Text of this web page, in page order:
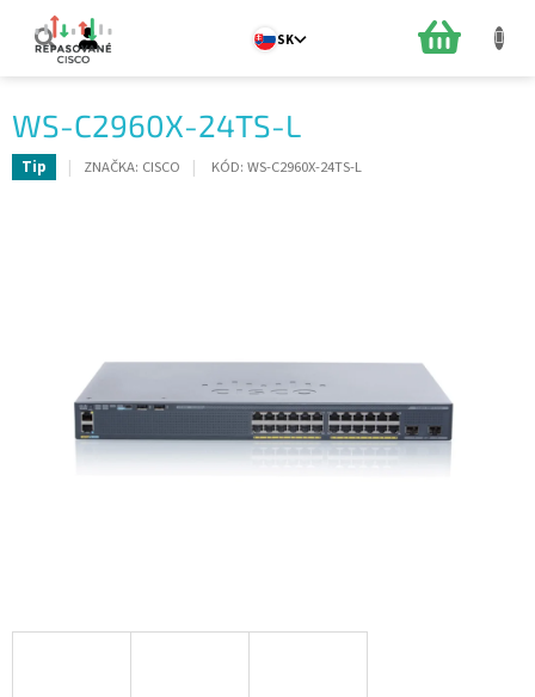
obsah
SK
WS-C2960X-24TS-L
Tip ZNAČKA: CISCO KÓD: WS-C2960X-24TS-L